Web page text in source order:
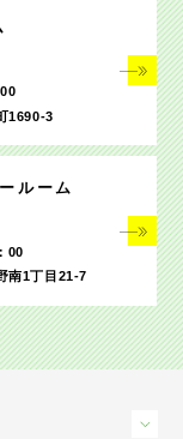
1690‐3
ルーム
00
南1丁目21-7